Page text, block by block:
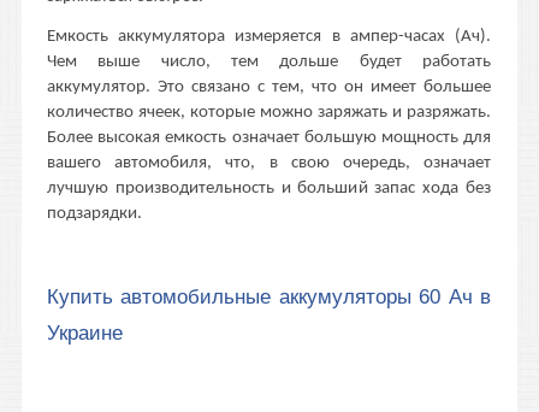
Емкость аккумулятора измеряется в ампер-часах (Ач).
Чем выше число, тем дольше будет работать
аккумулятор. Это связано с тем, что он имеет большее
количество ячеек, которые можно заряжать и разряжать.
Более высокая емкость означает большую мощность для
вашего автомобиля, что, в свою очередь, означает
лучшую производительность и больший запас хода без
подзарядки.
Купить автомобильные аккумуляторы 60 Ач в
Украине